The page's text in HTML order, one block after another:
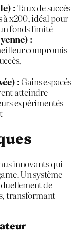
:Taux de succès
x200, idéal pour
fonds limité
:
compromis
: Gains espacés
atteindre
expérimentés
innovants qui
Un système
de
transformant